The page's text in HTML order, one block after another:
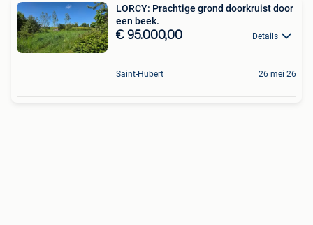
LORCY: Prachtige grond doorkruist door
een beek.
€ 95.000,00 Details
Saint-Hubert 26 mei 26